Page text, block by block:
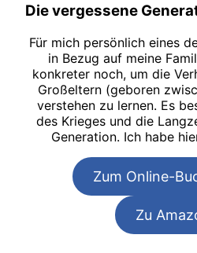
Die vergessene
Für mich persönlich eines
in Bezug auf meine
konkreter noch, um die
Großeltern (geboren
verstehen zu lernen. Es
des Krieges und die
Generation. Ich habe
Zum Online-
Zu